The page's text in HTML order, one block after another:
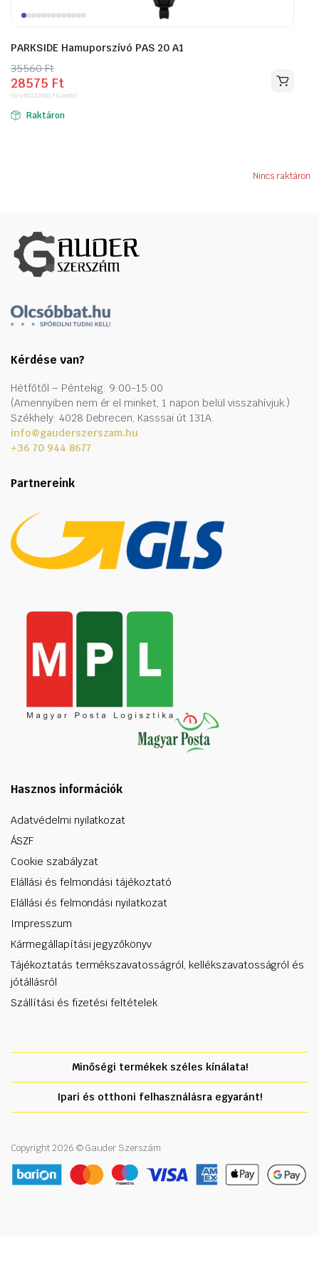
PARKSIDE Hamuporszívó PAS 20 A1
35560Ft
Original
price
was:
35560 Ft.
28575 Ft
Current
price
is:
28575 Ft.
(bruttó)22500 Ft(nettó)
Raktáron
Nincs raktáron
Kérdése van?
Hétfőtől – Péntekig: 9:00-15:00
(Amennyiben nem ér el minket, 1 napon belül visszahívjuk.)
Székhely: 4028 Debrecen, Kasssai út 131A.
info@gauderszerszam.hu
+36 70 944 8677
Partnereink
Hasznos információk
Adatvédelmi nyilatkozat
ÁSZF
Cookie szabályzat
Elállási és felmondási tájékoztató
Elállási és felmondási nyilatkozat
Impresszum
Kármegállapítási jegyzőkönyv
Tájékoztatás termékszavatosságról, kellékszavatosságról és
jótállásról
Szállítási és fizetési feltételek
Minőségi termékek széles kínálata!
Ipari és otthoni felhasználásra egyaránt!
Copyright 2026 © Gauder Szerszám